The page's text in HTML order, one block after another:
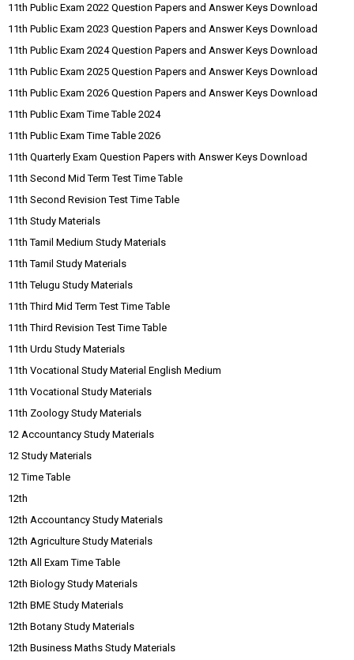
11th Public Exam 2022 Question Papers and Answer Keys Download
11th Public Exam 2023 Question Papers and Answer Keys Download
11th Public Exam 2024 Question Papers and Answer Keys Download
11th Public Exam 2025 Question Papers and Answer Keys Download
11th Public Exam 2026 Question Papers and Answer Keys Download
11th Public Exam Time Table 2024
11th Public Exam Time Table 2026
11th Quarterly Exam Question Papers with Answer Keys Download
11th Second Mid Term Test Time Table
11th Second Revision Test Time Table
11th Study Materials
11th Tamil Medium Study Materials
11th Tamil Study Materials
11th Telugu Study Materials
11th Third Mid Term Test Time Table
11th Third Revision Test Time Table
11th Urdu Study Materials
11th Vocational Study Material English Medium
11th Vocational Study Materials
11th Zoology Study Materials
12 Accountancy Study Materials
12 Study Materials
12 Time Table
12th
12th Accountancy Study Materials
12th Agriculture Study Materials
12th All Exam Time Table
12th Biology Study Materials
12th BME Study Materials
12th Botany Study Materials
12th Business Maths Study Materials